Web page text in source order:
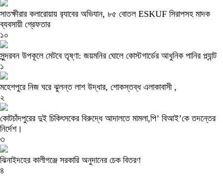
সাতক্ষীরার কলারোয়ায় র‍্যাবের অভিযান, ৮৫ বোতল ESKUF সিরাপসহ মাদক
ব্যবসায়ী গ্রেফতার
১০
সুন্দরবন উপকূলে মেটবে তৃষ্ণা: জয়মনির ঘোলে কোস্টগার্ডের আধুনিক পানির প্ল্যান্ট
১
মহেশপুরে নিজ ঘরে ঝুলন্ত লাশ উদ্ধার, শোকস্তব্ধ এলাকাবাসী ,
২
কোটচাঁদপুরের দুই চিকিৎসকের বিরুদ্ধে আদালতে মামলা,পি’ বিআই’কে তদন্তের
নির্দেশ।
৩
ঝিনাইদহের কালীগঞ্জে সরকারি অনুদানের চেক বিতরণ
৪